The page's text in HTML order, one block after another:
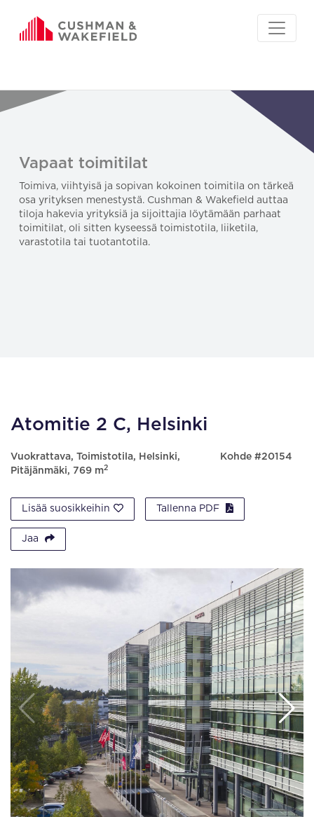
Vapaat toimitilat
Toimiva, viihtyisä ja sopivan kokoinen toimitila on tärkeä
osa yrityksen menestystä. Cushman & Wakefield auttaa
tiloja hakevia yrityksiä ja sijoittajia löytämään parhaat
toimitilat, oli sitten kyseessä toimistotila, liiketila,
varastotila tai tuotantotila.
Atomitie 2 C, Helsinki
Vuokrattava, Toimistotila, Helsinki,
Pitäjänmäki, 769 m2
Kohde #20154
Lisää suosikkeihin Tallenna PDF
Jaa